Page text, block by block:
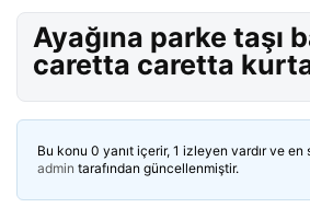
Ayağına parke taşı
caretta caretta
Bu konu 0 yanıt içerir, 1 izleyen vardır ve en
admin tarafından güncellenmiştir.